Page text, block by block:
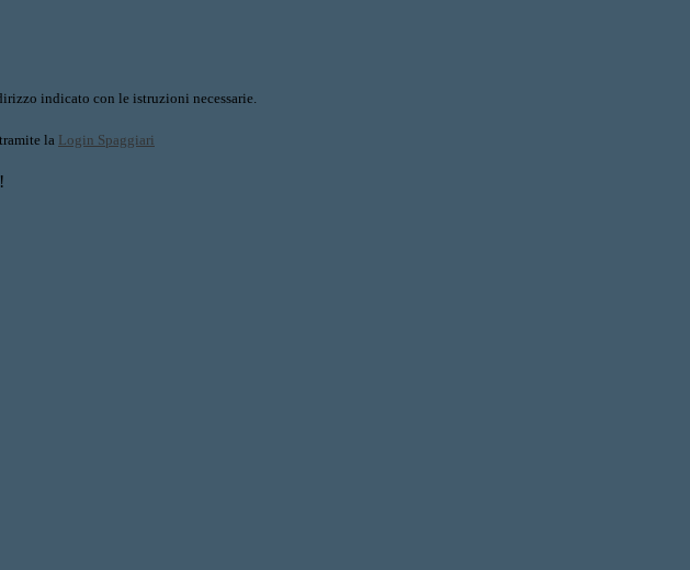
indicato con le istruzioni necessarie.
la Login Spaggiari